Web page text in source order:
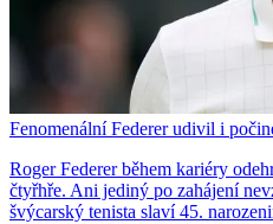
Fenomenální Federer udivil i
Roger Federer během kariéry
čtyřhře. Ani jediný po zahájení
švýcarský tenista slaví 45.